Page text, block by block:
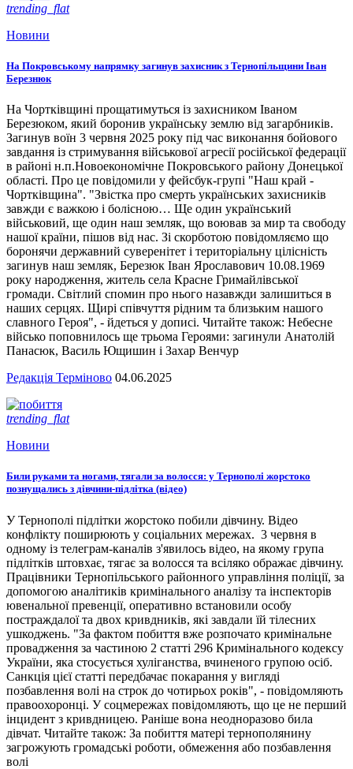
trending_flat
Новини
На Покровському напрямку загинув захисник з Тернопільщини Іван
Березнюк
На Чортківщині прощатимуться із захисником Іваном
Березюком, який боронив українську землю від загарбників.
Загинув воїн 3 червня 2025 року під час виконання бойового
завдання із стримування військової агресії російської федерації
в районі н.п.Новоекономічне Покровського району Донецької
області. Про це повідомили у фейсбук-групі "Наш край -
Чортківщина". "Звістка про смерть українських захисників
завжди є важкою і болісною… Ще один український
військовий, ще один наш земляк, що воював за мир та свободу
нашої країни, пішов від нас. Зі скорботою повідомляємо що
боронячи державний суверенітет і територіальну цілісність
загинув наш земляк, Березюк Іван Ярославович 10.08.1969
року народження, житель села Красне Гримайлівської
громади. Світлий спомин про нього назавжди залишиться в
наших серцях. Щирі співчуття рідним та близьким нашого
славного Героя", - йдеться у дописі. Читайте також: Небесне
військо поповнилось ще трьома Героями: загинули Анатолій
Панасюк, Василь Ющишин і Захар Венчур
Редакція Терміново 04.06.2025
trending_flat
Новини
Били руками та ногами, тягали за волосся: у Тернополі жорстоко
познущались з дівчини-підлітка (відео)
У Тернополі підлітки жорстоко побили дівчину. Відео
конфлікту поширюють у соціальних мережах. 3 червня в
одному із телеграм-каналів з'явилось відео, на якому група
підлітків штовхає, тягає за волосся та всіляко ображає дівчину.
Працівники Тернопільського районного управління поліції, за
допомогою аналітиків кримінального аналізу та інспекторів
ювенальної превенції, оперативно встановили особу
постраждалої та двох кривдників, які завдали їй тілесних
ушкоджень. "За фактом побиття вже розпочато кримінальне
провадження за частиною 2 статті 296 Кримінального кодексу
України, яка стосується хуліганства, вчиненого групою осіб.
Санкція цієї статті передбачає покарання у вигляді
позбавлення волі на строк до чотирьох років", - повідомляють
правоохоронці. У соцмережах повідомляють, що це не перший
інцидент з кривдницею. Раніше вона неодноразово била
дівчат. Читайте також: За побиття матері тернополянину
загрожують громадські роботи, обмеження або позбавлення
волі